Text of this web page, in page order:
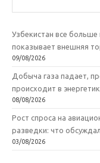
Узбекистан все больше
показывает внешняя
09/08/2026
Добыча газа падает,
происходит в
08/08/2026
Рост спроса на
разведки: что
03/08/2026